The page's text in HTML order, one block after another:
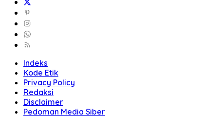
Indeks
Kode Etik
Privacy Policy
Redaksi
Disclaimer
Pedoman Media Siber